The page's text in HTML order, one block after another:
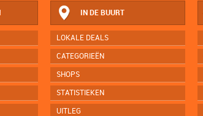
IN DE BUURT
LOKALE DEALS
CATEGORIEËN
SHOPS
STATISTIEKEN
UITLEG